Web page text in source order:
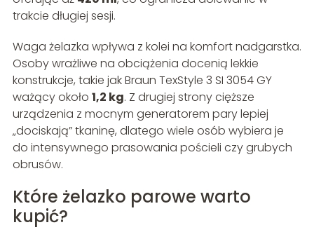
trakcie długiej sesji.
Waga żelazka wpływa z kolei na komfort nadgarstka.
Osoby wrażliwe na obciążenia docenią lekkie
konstrukcje, takie jak Braun TexStyle 3 SI 3054 GY
ważący około 1,2 kg. Z drugiej strony cięższe
urządzenia z mocnym generatorem pary lepiej
„dociskają” tkaninę, dlatego wiele osób wybiera je
do intensywnego prasowania pościeli czy grubych
obrusów.
Które żelazko parowe warto
kupić?